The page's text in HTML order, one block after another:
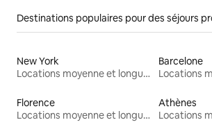
Destinations populaires pour des séjours
New York
Locations moyenne et longue durée
Barcelone
Florence
Locations moyenne et longue durée
Athènes